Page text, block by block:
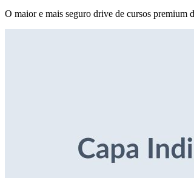
O maior e mais seguro drive de cursos premium